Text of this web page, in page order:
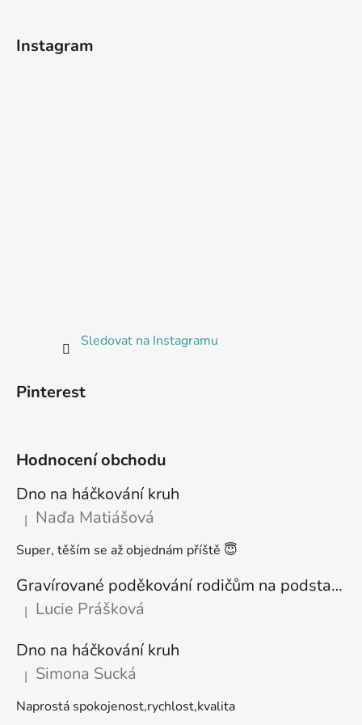
Instagram
Sledovat na Instagramu
Pinterest
Hodnocení obchodu
Dno na háčkování kruh
Hodnocení produktu je 5 z 5 hvězdiček.
| Naďa Matiášová
Super, těším se až objednám příště 😇
Gravírované poděkování rodičům na podstavci
Hodnocení produktu je 5 z 5 hvězdiček.
| Lucie Prášková
Dno na háčkování kruh
Hodnocení produktu je 5 z 5 hvězdiček.
| Simona Sucká
Naprostá spokojenost,rychlost,kvalita